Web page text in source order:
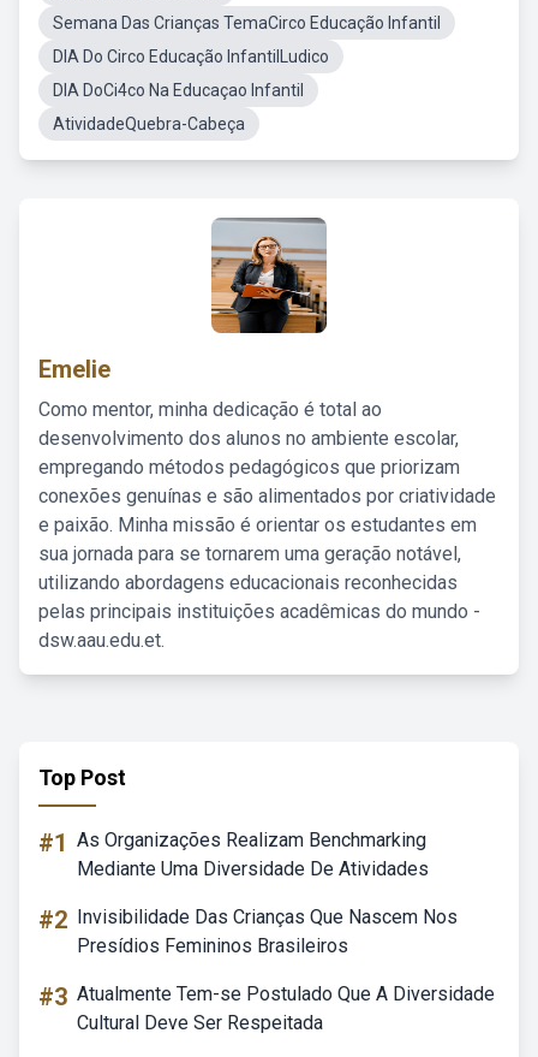
Semana Das Crianças TemaCirco Educação Infantil
DIA Do Circo Educação InfantilLudico
DIA DoCi4co Na Educaçao Infantil
AtividadeQuebra-Cabeça
Emelie
Como mentor, minha dedicação é total ao
desenvolvimento dos alunos no ambiente escolar,
empregando métodos pedagógicos que priorizam
conexões genuínas e são alimentados por criatividade
e paixão. Minha missão é orientar os estudantes em
sua jornada para se tornarem uma geração notável,
utilizando abordagens educacionais reconhecidas
pelas principais instituições acadêmicas do mundo -
dsw.aau.edu.et.
Top Post
#1 As Organizações Realizam Benchmarking
Mediante Uma Diversidade De Atividades
#2 Invisibilidade Das Crianças Que Nascem Nos
Presídios Femininos Brasileiros
#3 Atualmente Tem-se Postulado Que A Diversidade
Cultural Deve Ser Respeitada